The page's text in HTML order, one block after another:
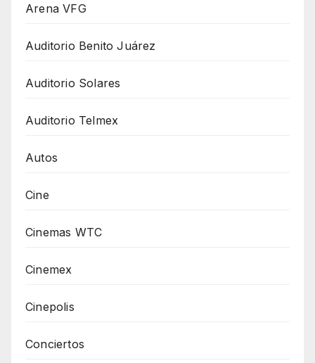
Arena VFG
Auditorio Benito Juárez
Auditorio Solares
Auditorio Telmex
Autos
Cine
Cinemas WTC
Cinemex
Cinepolis
Conciertos